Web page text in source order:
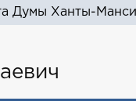
Думы Ханты-